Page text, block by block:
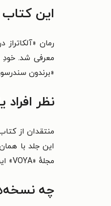
این
معرفی شد.خودِ
«برندون
نظر
منتقدان از
این جلد با
مجلهٔ «VOYA» این کتاب را ادای احترامی به ادبیات «فانتزی» توصیف کرده است.
چه